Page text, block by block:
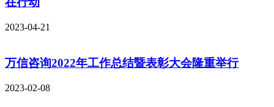
2023-04-21
万信咨询2022年工作总结暨表彰大会隆重举行
2023-02-08